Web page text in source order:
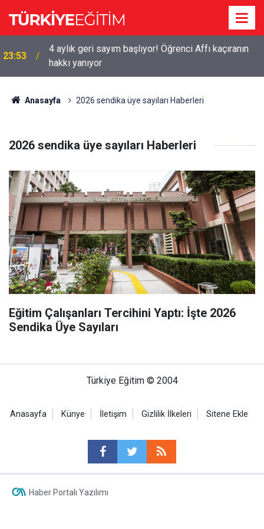
23:53
4 aylık geri sayım başlıyor! Öğrenci Affı kaçıranın
hakkı yanıyor
Anasayfa 2026 sendika üye sayıları Haberleri
2026 sendika üye sayıları Haberleri
Eğitim Çalışanları Tercihini Yaptı: İşte 2026
Sendika Üye Sayıları
Türkiye Eğitim © 2004
Anasayfa Künye İletişim Gizlilik İlkeleri Sitene Ekle
Haber Portalı Yazılımı